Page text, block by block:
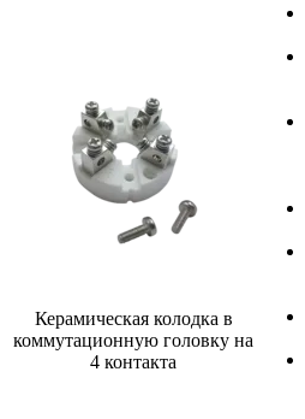
Керамическая колодка в
коммутационную головку на
4 контакта